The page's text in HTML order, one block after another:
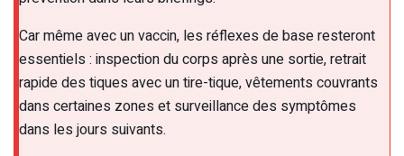
Car même avec un vaccin, les réflexes de base resteront
essentiels : inspection du corps après une sortie, retrait
rapide des tiques avec un tire-tique, vêtements couvrants
dans certaines zones et surveillance des symptômes
dans les jours suivants.